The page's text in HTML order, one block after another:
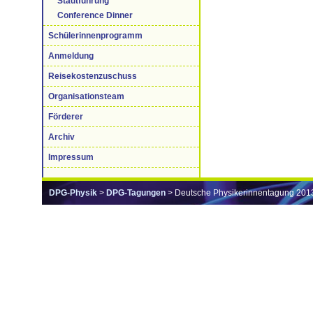
Conference Dinner
Schülerinnenprogramm
Anmeldung
Reisekostenzuschuss
Organisationsteam
Förderer
Archiv
Impressum
DPG-Physik > DPG-Tagungen > Deutsche Physikerinnentagung